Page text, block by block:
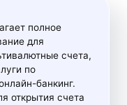
полное
для
счета,
по
банкинг.
открытия счета